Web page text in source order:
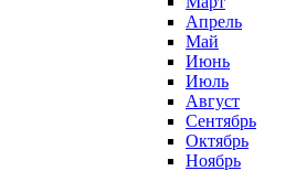
Апрель
Май
Июнь
Июль
Август
Сентябрь
Октябрь
Ноябрь